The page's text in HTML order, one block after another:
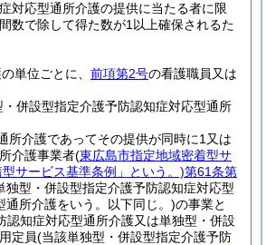
対応型通所介護の提供に当たる者に限
数で除して得た数が1以上確保されるた
単位ごとに、 前項第2号の看護職員又は
併設型指定介護予防認知症対応型通所
所介護であってその提供が同時に1又は
介護事業者(東広島市指定地域密着型サ
サービス基準条例」という。)第61条第
型・併設型指定介護予防認知症対応型
通所介護をいう。以下同じ。)の事業と
知症対応型通所介護又は単独型・併設
定員(当該単独型・併設型指定介護予防